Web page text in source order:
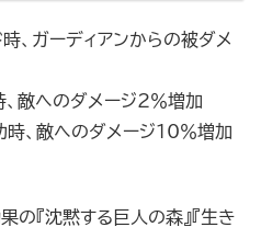
、ガーディアンからの被ダメ
、敵へのダメージ2％増加
時、敵へのダメージ10％増加
『沈黙する巨人の森』『生き